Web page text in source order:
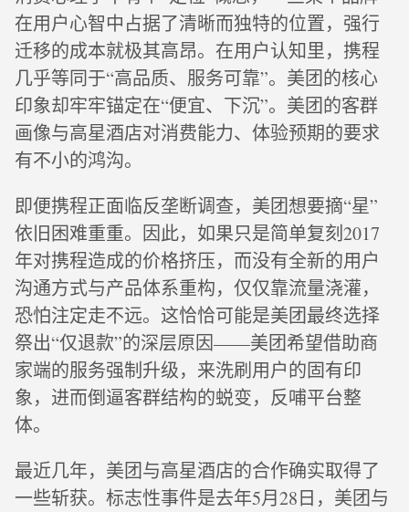
在用户心智中占据了清晰而独特的位置，强行
迁移的成本就极其高昂。在用户认知里，携程
几乎等同于“高品质、服务可靠”。美团的核心
印象却牢牢锚定在“便宜、下沉”。美团的客群
画像与高星酒店对消费能力、体验预期的要求
有不小的鸿沟。
即便携程正面临反垄断调查，美团想要摘“星”
依旧困难重重。因此，如果只是简单复刻2017
年对携程造成的价格挤压，而没有全新的用户
沟通方式与产品体系重构，仅仅靠流量浇灌，
恐怕注定走不远。这恰恰可能是美团最终选择
祭出“仅退款”的深层原因——美团希望借助商
家端的服务强制升级，来洗刷用户的固有印
象，进而倒逼客群结构的蜕变，反哺平台整
体。
最近几年，美团与高星酒店的合作确实取得了
一些斩获。标志性事件是去年5月28日，美团与